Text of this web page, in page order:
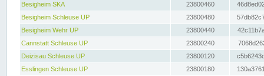
Besigheim SKA
23800460
Besigheim Schleuse UP
23800480
Besigheim Wehr UP
23800440
Cannstatt Schleuse UP
23800240
Deizisau Schleuse UP
23800120
Esslingen Schleuse UP
23800180